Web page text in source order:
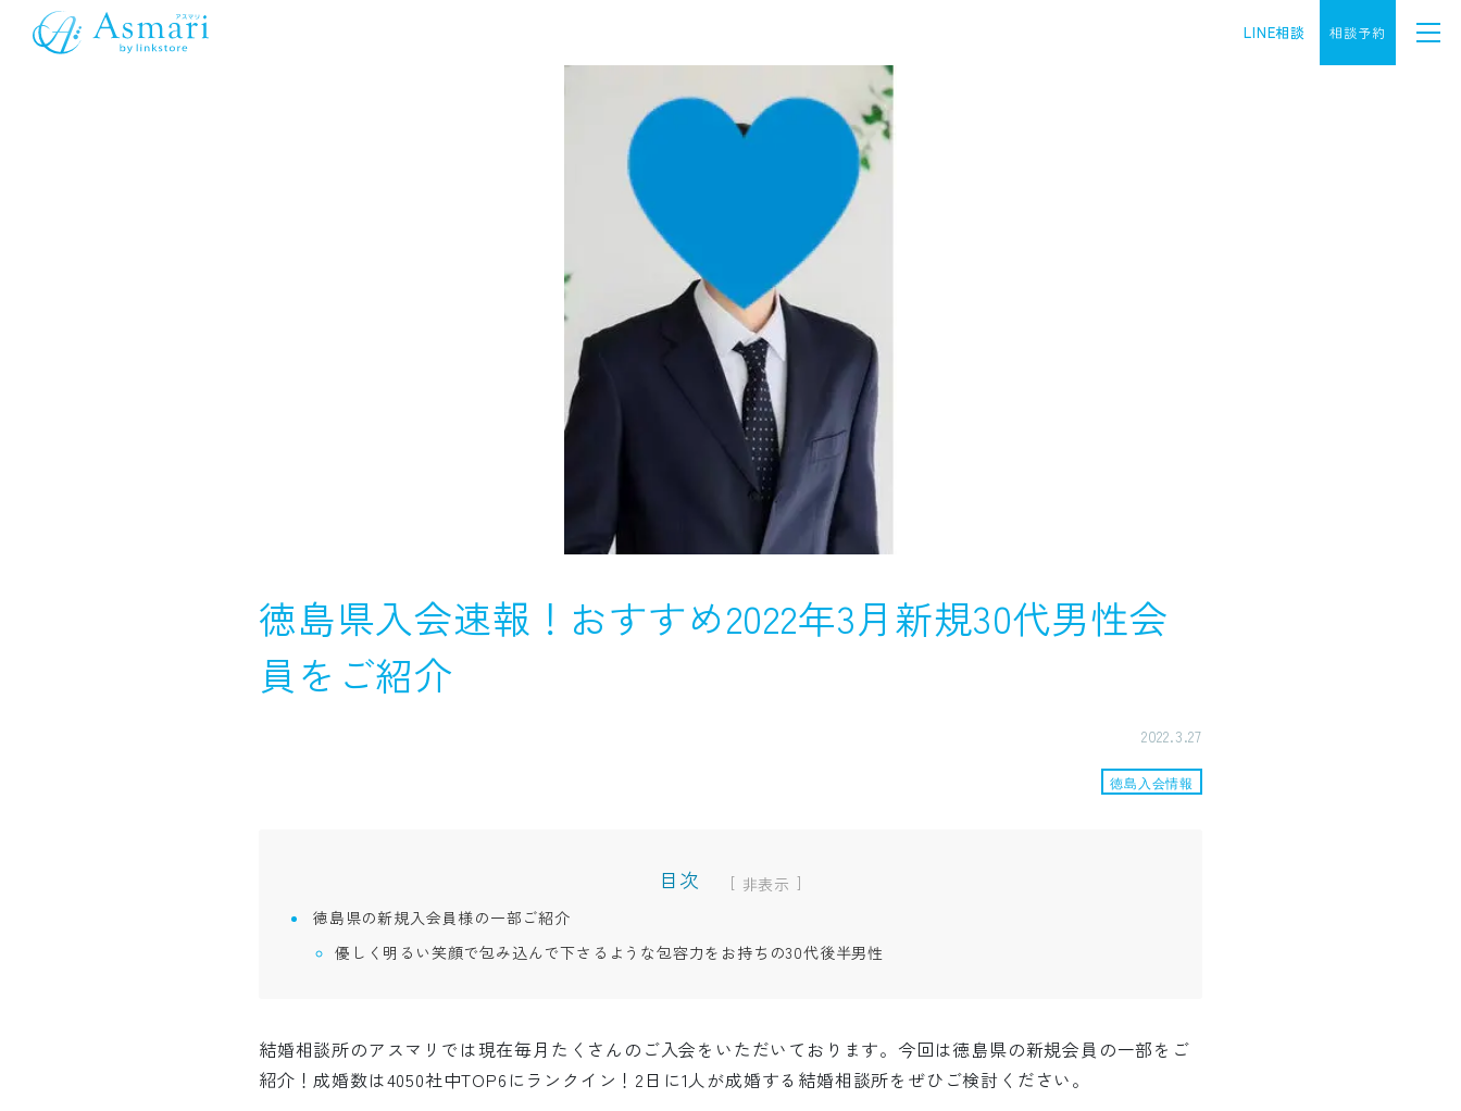
LINE相談 相談予約
徳島県入会速報！おすすめ2022年3月新規30代男性会
員をご紹介
2022.3.27
徳島入会情報
目次 [
]
徳島県の新規入会員様の一部ご紹介
優しく明るい笑顔で包み込んで下さるような包容力をお持ちの30代後半男性
結婚相談所のアスマリでは現在毎月たくさんのご入会をいただいております。今回は徳島県の新規会員の一部をご
紹介！成婚数は4050社中TOP6にランクイン！2日に1人が成婚する結婚相談所をぜひご検討ください。